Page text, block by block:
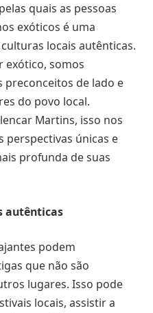
quais as pessoas
exóticos é uma
locais autênticas.
exótico, somos
preconceitos de lado e
do povo local.
Martins, isso nos
perspectivas únicas e
profunda de suas
autênticas
podem
que não são
lugares. Isso pode
locais, assistir a